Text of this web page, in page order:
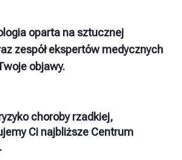
oparta na sztucznej
zespół ekspertów medycznych
objawy.
choroby rzadkiej,
Ci najbliższe Centrum